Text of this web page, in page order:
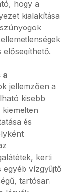
hogy a
kialakítása
elősegíthető.
a
jellemzően a
kisebb
és
kerti
egyéb vízgyűjtő
tartósan